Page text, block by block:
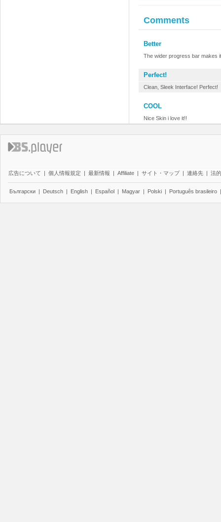
Comments
Better
The wider progress bar makes
Perfect!
Clean, Sleek Interface! Perfect!
COOL
Nice Skin i love it!!
広告について | 個人情報規定 | 最新情報 | Affiliate | サイト・マップ | 連絡先 | 法
Български | Deutsch | English | Español | Magyar | Polski | Português brasileiro